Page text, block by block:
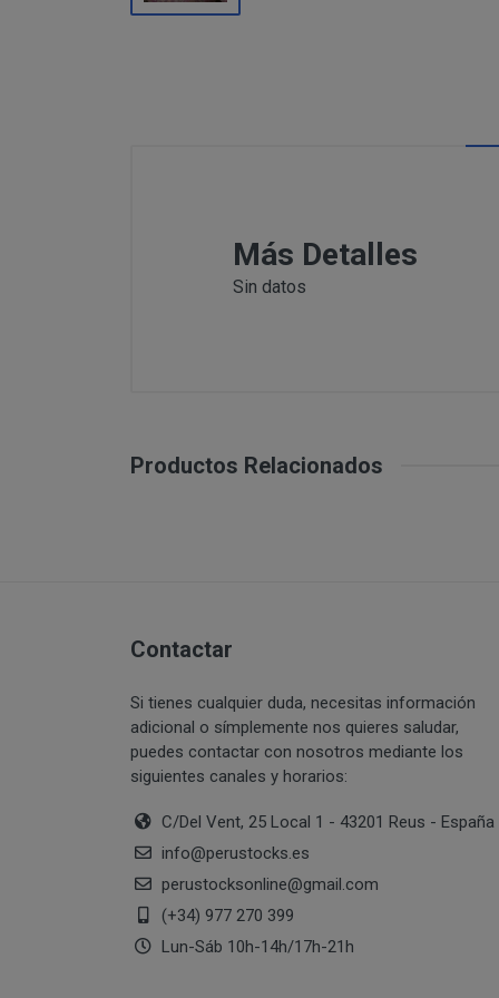
Más Detalles
Sin datos
Productos Relacionados
Contactar
Si tienes cualquier duda, necesitas información
adicional o símplemente nos quieres saludar,
puedes contactar con nosotros mediante los
siguientes canales y horarios:
C/Del Vent, 25 Local 1 - 43201 Reus - España
info@perustocks.es
perustocksonline@gmail.com
(+34) 977 270 399
Lun-Sáb 10h-14h/17h-21h
Sábado:
Difundir
del terrorismo
Introducir en la
interrumpir o
lógicos de
al sitio web y
¿Con qué finalidad
Sábado:
eficaces, a
en pantalla.
Todo ello sin
cuales le
Una vez dentro
Usuario
lectura y
MODIFICACION O
DESISTIMIENTO DE
Productos que